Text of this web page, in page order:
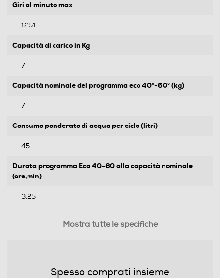
Giri al minuto max
1251
Capacità di carico in Kg
7
Capacità nominale del programma eco 40°-60° (kg)
7
Consumo ponderato di acqua per ciclo (litri)
45
Durata programma Eco 40-60 alla capacità nominale
(ore,min)
3,25
Mostra tutte le specifiche
Spesso comprati insieme